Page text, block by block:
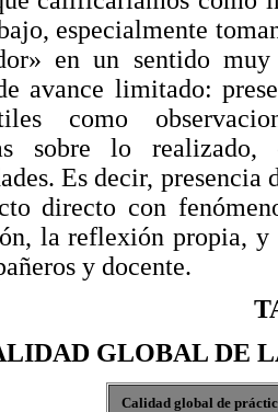
especialmente
en un sentido
avance limitado:
como
sobre lo realizado,
Es decir, presencia
directo con
la reflexión propia, y
y docente.
GLOBAL DE
Calidad global de